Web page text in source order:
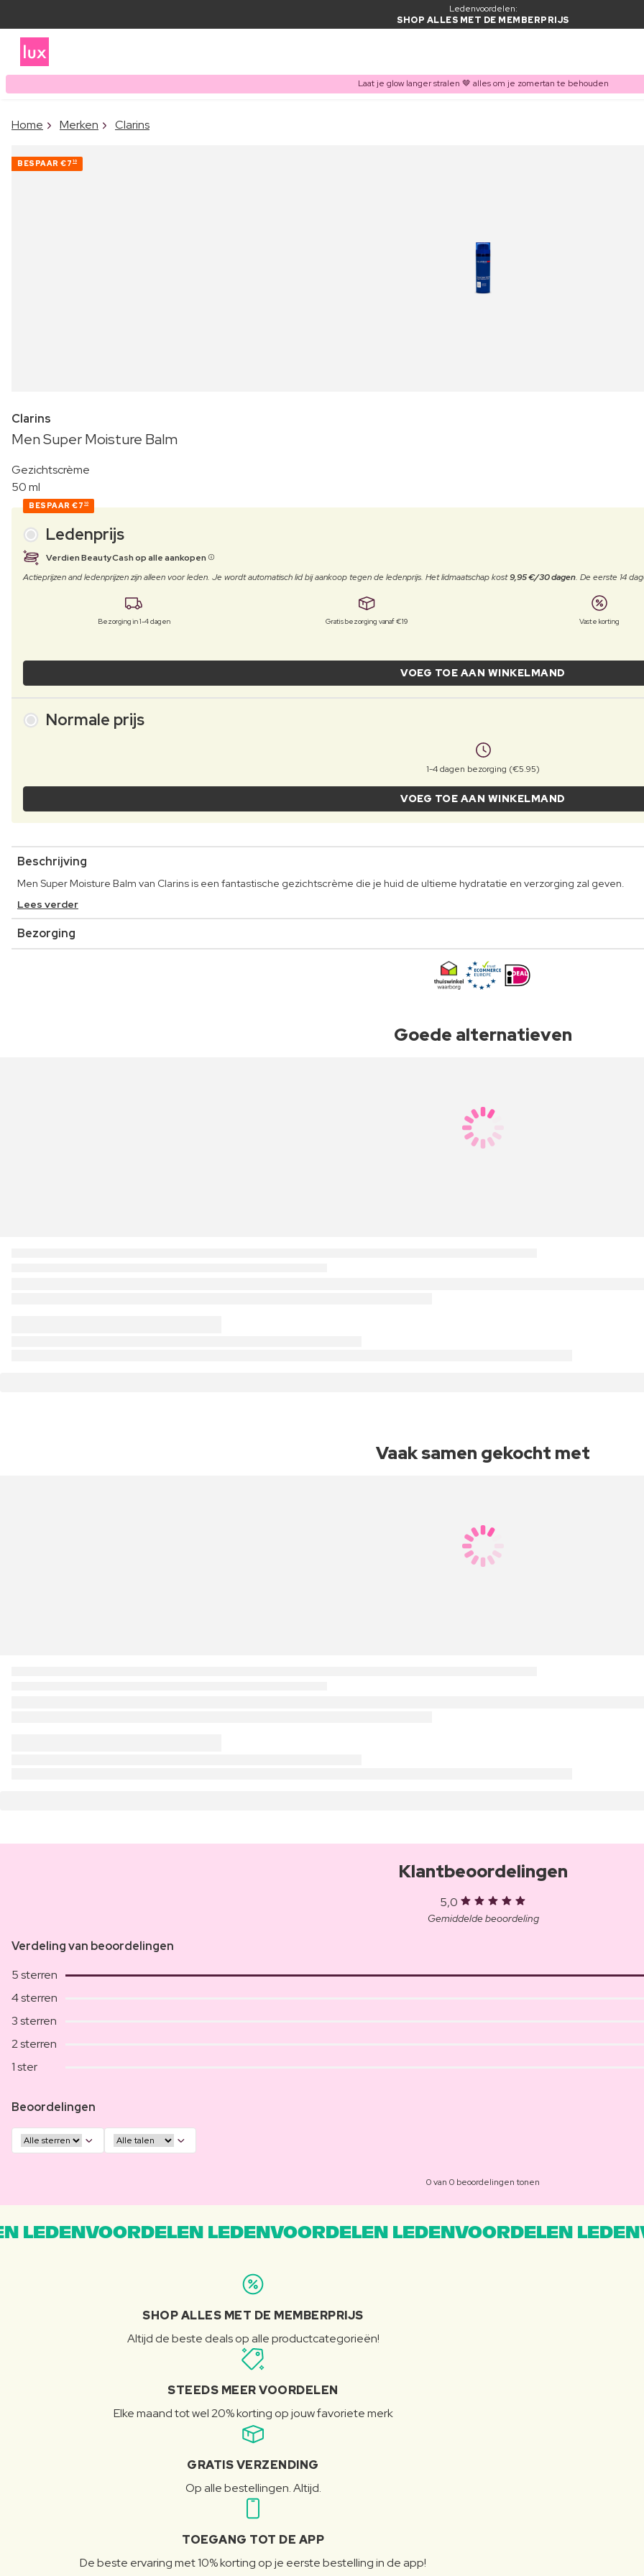
Ledenvoordelen:
SHOP ALLES MET DE MEMBERPRIJS
Laat je glow langer stralen 🤎 alles om je zomertan te behouden
Home Merken Clarins
BESPAAR €7 10
Clarins
Men Super Moisture Balm
Gezichtscrème
50 ml
BESPAAR €7 10
Ledenprijs
Verdien BeautyCash op alle aankopen
Actieprijzen and ledenprijzen zijn alleen voor leden. Je wordt automatisch lid bij aankoop tegen de ledenprijs. Het lidmaatschap kost9,95 €/30 dagen. De eerste 14
Bezorging in 1-4 dagen Gratis bezorging vanaf €19 Vaste korting
VOEG TOE AAN WINKELMAND
Normale prijs
1-4 dagen bezorging (€5.95)
VOEG TOE AAN WINKELMAND
Beschrijving
Men Super Moisture Balm van Clarins is een fantastische gezichtscrème die je huid de ultieme hydratatie en verzorging zal geven.
Lees verder
Bezorging
Goede alternatieven
Vaak samen gekocht met
Klantbeoordelingen
5,0
Gemiddelde beoordeling
Verdeling van beoordelingen
5 sterren
4 sterren
3 sterren
2 sterren
1 ster
Beoordelingen
0 van 0 beoordelingen tonen
LEDENVOORDELEN LEDENVOORDELEN LEDENVOORDELEN
SHOP ALLES MET DE MEMBERPRIJS
Altijd de beste deals op alle productcategorieën!
STEEDS MEER VOORDELEN
Elke maand tot wel 20% korting op jouw favoriete merk
GRATIS VERZENDING
Op alle bestellingen. Altijd.
TOEGANG TOT DE APP
De beste ervaring met 10% korting op je eerste bestelling in de app!